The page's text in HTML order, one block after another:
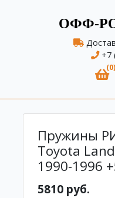
ОФФ-
+7
(0)
Пружины
Toyota
1990-1996
5810 руб.